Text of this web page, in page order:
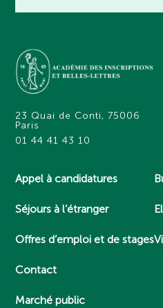
23 Quai de Conti, 75006
Paris
01 44 41 43 10
Appel à candidatures
Séjours à l’étranger
Offres d’emploi et de stages
Contact
Marché public